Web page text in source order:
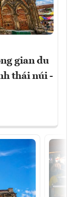
gian du
thái núi -